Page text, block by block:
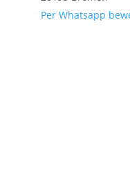
Per Whatsapp